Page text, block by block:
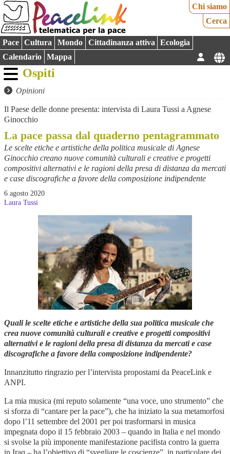
Chi siamo
Cerca
Pace Cultura Mondo Cittadinanza attiva
Ecologia
Calendario
Mappa
Ospiti
Opinioni
Il Paese delle donne presenta: intervista di Laura Tussi a Agnese
Ginocchio
La pace passa dal quaderno pentagrammato
Le scelte etiche e artistiche della politica musicale di Agnese
Ginocchio creano nuove comunità culturali e creative e progetti
compositivi alternativi e le ragioni della presa di distanza da mercati
e case discografiche a favore della composizione indipendente
6 agosto 2020
Laura Tussi
Quali le scelte etiche e artistiche della sua politica musicale che
crea nuove comunità culturali e creative e progetti compositivi
alternativi e le ragioni della presa di distanza da mercati e case
discografiche a favore della composizione indipendente?
Innanzitutto ringrazio per l’intervista propostami da PeaceLink e
ANPI.
La mia musica (mi reputo solamente “una voce, uno strumento” che
si sforza di “cantare per la pace”), che ha iniziato la sua metamorfosi
dopo l’11 settembre del 2001 per poi trasformarsi in musica
impegnata dopo il 15 febbraio 2003 – quando in Italia e nel mondo
si svolse la più imponente manifestazione pacifista contro la guerra